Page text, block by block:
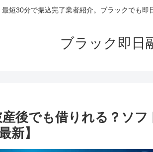
最短30分で振込完了業者紹介。ブラックでも即
ブラック即日
後でも借りれる？ソフ
新】